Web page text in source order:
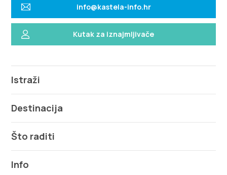
info@kastela-info.hr
Kutak za iznajmljivače
Istraži
Destinacija
Što raditi
Info